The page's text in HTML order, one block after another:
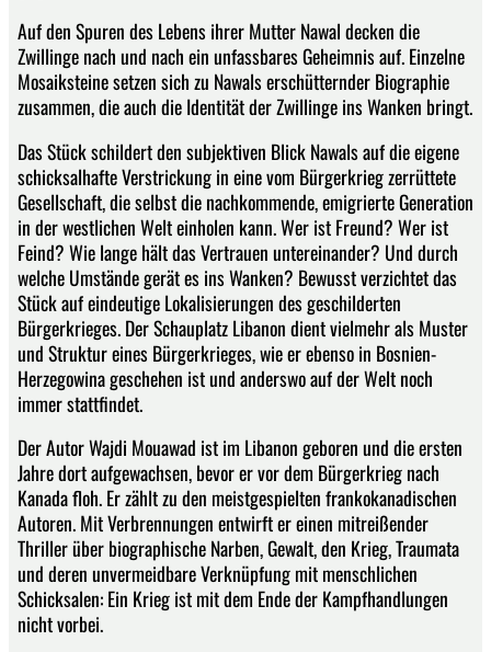
Auf den Spuren des Lebens ihrer Mutter Nawal decken die
Zwillinge nach und nach ein unfassbares Geheimnis auf. Einzelne
Mosaiksteine setzen sich zu Nawals erschütternder Biographie
zusammen, die auch die Identität der Zwillinge ins Wanken bringt.
Das Stück schildert den subjektiven Blick Nawals auf die eigene
schicksalhafte Verstrickung in eine vom Bürgerkrieg zerrüttete
Gesellschaft, die selbst die nachkommende, emigrierte Generation
in der westlichen Welt einholen kann. Wer ist Freund? Wer ist
Feind? Wie lange hält das Vertrauen untereinander? Und durch
welche Umstände gerät es ins Wanken? Bewusst verzichtet das
Stück auf eindeutige Lokalisierungen des geschilderten
Bürgerkrieges. Der Schauplatz Libanon dient vielmehr als Muster
und Struktur eines Bürgerkrieges, wie er ebenso in Bosnien-
Herzegowina geschehen ist und anderswo auf der Welt noch
immer stattfindet.
Der Autor Wajdi Mouawad ist im Libanon geboren und die ersten
Jahre dort aufgewachsen, bevor er vor dem Bürgerkrieg nach
Kanada floh. Er zählt zu den meistgespielten frankokanadischen
Autoren. Mit Verbrennungen entwirft er einen mitreißender
Thriller über biographische Narben, Gewalt, den Krieg, Traumata
und deren unvermeidbare Verknüpfung mit menschlichen
Schicksalen: Ein Krieg ist mit dem Ende der Kampfhandlungen
nicht vorbei.